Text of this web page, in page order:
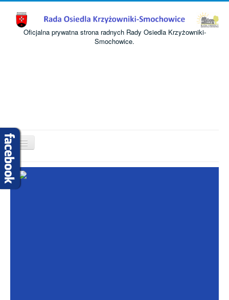
Oficjalna prywatna strona radnych Rady Osiedla Krzyżowniki-
Smochowice.
Przełącz
nawigację
Start
O nas